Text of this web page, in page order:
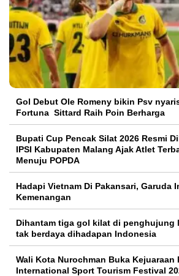
Gol Debut Ole Romeny bikin Psv
Fortuna Sittard Raih Poin Berharga
Bupati Cup Pencak Silat 2026 Resmi
IPSI Kabupaten Malang Ajak Atlet
Menuju POPDA
Hadapi Vietnam Di Pakansari, Garuda
Kemenangan
Dihantam tiga gol kilat di penghujung
tak berdaya dihadapan Indonesia
Wali Kota Nurochman Buka Kejuaraan
International Sport Tourism Festival